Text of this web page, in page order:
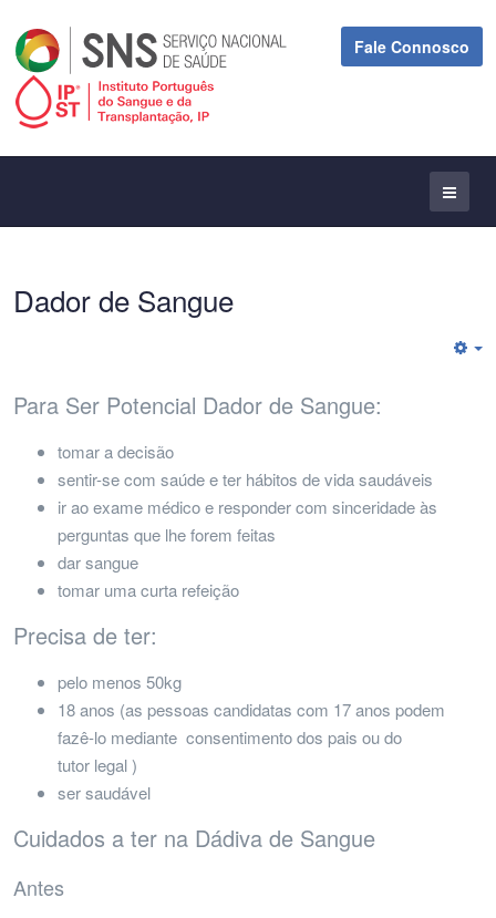
Fale Connosco
Dador de Sangue
Para Ser Potencial Dador de Sangue:
tomar a decisão
sentir-se com saúde e ter hábitos de vida saudáveis
ir ao exame médico e responder com sinceridade às
perguntas que lhe forem feitas
dar sangue
tomar uma curta refeição
Precisa de ter:
pelo menos 50kg
18 anos (as pessoas candidatas com 17 anos podem
fazê-lo mediante consentimento dos pais ou do
tutor legal )
ser saudável
Cuidados a ter na Dádiva de Sangue
Antes